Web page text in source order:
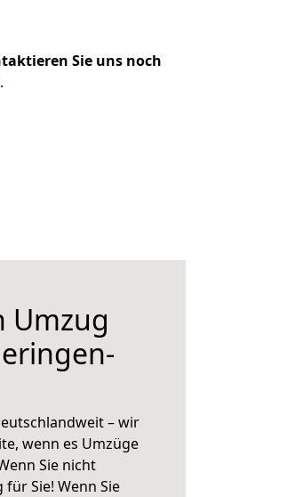
Sie uns noch
Umzug
– wir
wenn es Umzüge
Sie nicht
Sie! Wenn Sie